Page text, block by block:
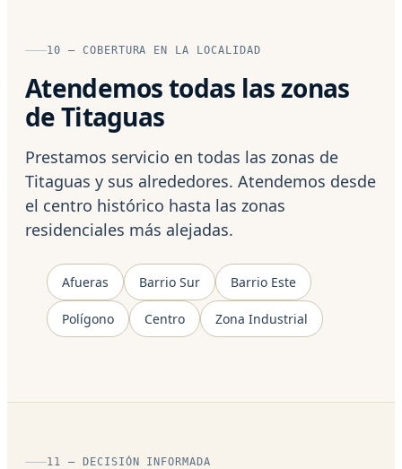
10 — COBERTURA EN LA LOCALIDAD
Atendemos todas las zonas
de Titaguas
Prestamos servicio en todas las zonas de
Titaguas y sus alrededores. Atendemos desde
el centro histórico hasta las zonas
residenciales más alejadas.
Afueras Barrio Sur Barrio Este
Polígono Centro Zona Industrial
11 — DECISIÓN INFORMADA